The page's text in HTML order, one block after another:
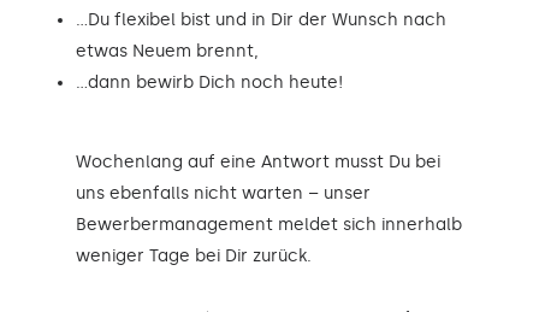
…Du flexibel bist und in Dir der Wunsch nach
etwas Neuem brennt,
…dann bewirb Dich noch heute!
Wochenlang auf eine Antwort musst Du bei
uns ebenfalls nicht warten – unser
Bewerbermanagement meldet sich innerhalb
weniger Tage bei Dir zurück.